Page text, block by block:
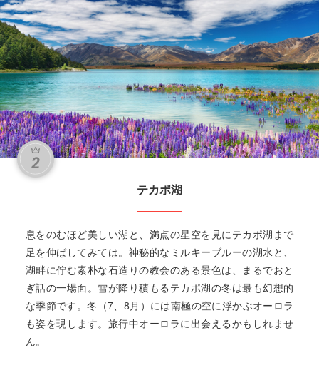
テカポ湖
息をのむほど美しい湖と、満点の星空を見にテカポ湖まで
足を伸ばしてみては。神秘的なミルキーブルーの湖水と、
湖畔に佇む素朴な石造りの教会のある景色は、まるでおと
ぎ話の一場面。雪が降り積もるテカポ湖の冬は最も幻想的
な季節です。冬（7、8月）には南極の空に浮かぶオーロラ
も姿を現します。旅行中オーロラに出会えるかもしれませ
ん。